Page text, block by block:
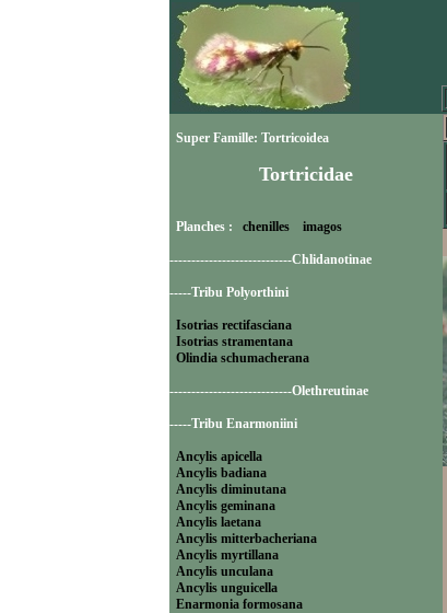
Super Famille: Tortricoidea
Tortricidae
Planches : chenilles imagos
----------------------------Chlidanotinae
-----Tribu Polyorthini
Isotrias rectifasciana
Isotrias stramentana
Olindia schumacherana
----------------------------Olethreutinae
-----Tribu Enarmoniini
Ancylis apicella
Ancylis badiana
Ancylis diminutana
Ancylis geminana
Ancylis laetana
Ancylis mitterbacheriana
Ancylis myrtillana
Ancylis unculana
Ancylis unguicella
Enarmonia formosana